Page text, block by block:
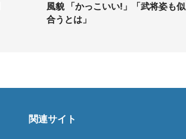
風貌 「かっこいい!」「武将姿も似
合うとは」
関連サイト